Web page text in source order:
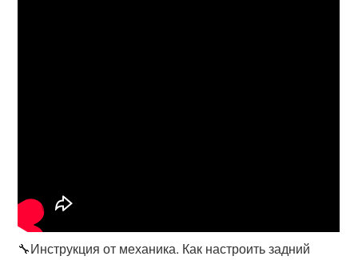
🔧Инструкция от механика. Как настроить задний